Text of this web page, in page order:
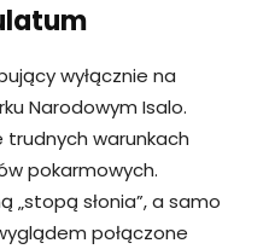
wyłącznie na
Narodowym Isalo.
trudnych warunkach
pokarmowych.
„stopą słonia”, a samo
połączone